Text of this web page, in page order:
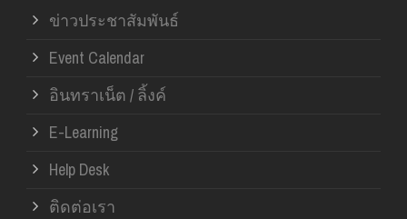
ข่าวประชาสัมพันธ์
Event Calendar
อินทราเน็ต / ลิ้งค์
E-Learning
Help Desk
ติดต่อเรา